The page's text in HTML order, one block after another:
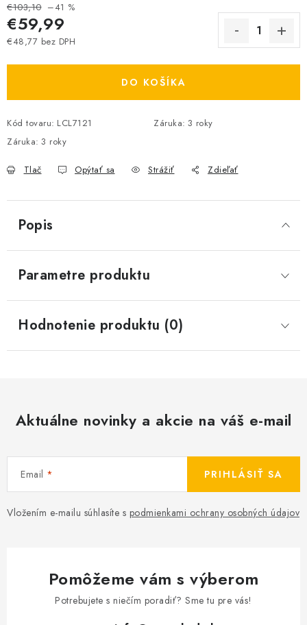
€103,10 –41 %
€59,99
€48,77 bez DPH
DO KOŠÍKA
Kód tovaru: LCL7121 Záruka: 3 roky
Záruka: 3 roky
Tlač Opýtať sa Strážiť Zdieľať
Popis
Parametre produktu
Hodnotenie produktu (0)
Aktuálne novinky a akcie na váš e-mail
Email
Vložením e-mailu súhlasíte s podmienkami ochrany osobných údajov
PRIHLÁSIŤ SA
Pomôžeme vám s výberom
Potrebujete s niečím poradiť? Sme tu pre vás!